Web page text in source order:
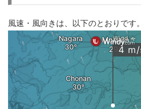
風速・風向きは、以下のとおりです。